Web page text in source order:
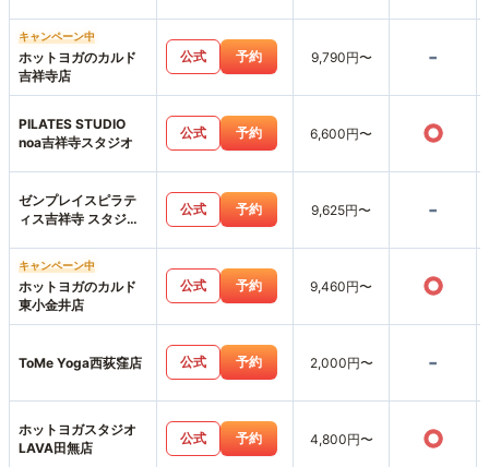
キャンペーン中
ホットヨガのカルド
吉祥寺店
公式 予約 9,790円〜 -
PILATES STUDIO
noa吉祥寺スタジオ
公式 予約 6,600円〜 ○
ゼンプレイスピラテ
ィス吉祥寺 スタジオ
公式 予約 9,625円〜 -
キャンペーン中
ホットヨガのカルド
東小金井店
公式 予約 9,460円〜 ○
ToMe Yoga西荻窪店 公式 予約 2,000円〜 -
ホットヨガスタジオ
LAVA田無店
公式 予約 4,800円〜 ○